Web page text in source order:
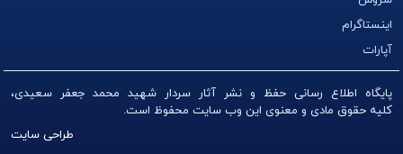
اینستاگرام
آپارات
پایگاه اطلاع رسانی حفظ و نشر آثار سردار شهید محمد جعفر سعیدی،
کلیه حقوق مادی و معنوی این وب سایت محفوظ است.
طراحی سایت